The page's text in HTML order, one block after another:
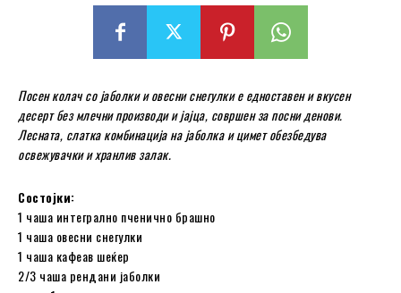
Посен колач со јаболки и овесни снегулки е едноставен и вкусен
десерт без млечни производи и јајца, совршен за посни денови.
Лесната, слатка комбинација на јаболка и цимет обезбедува
освежувачки и хранлив залак.
Состојки:
1 чаша интегрално пченично брашно
1 чаша овесни снегулки
1 чаша кафеав шеќер
2/3 чаша рендани јаболки